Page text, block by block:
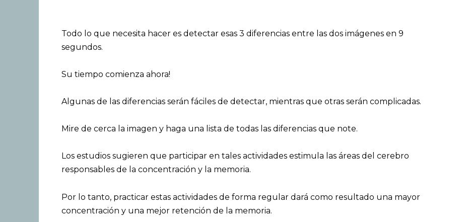
Todo lo que necesita hacer es detectar esas 3 diferencias entre las dos imágenes en 9
segundos.
Su tiempo comienza ahora!
Algunas de las diferencias serán fáciles de detectar, mientras que otras serán complicadas.
Mire de cerca la imagen y haga una lista de todas las diferencias que note.
Los estudios sugieren que participar en tales actividades estimula las áreas del cerebro
responsables de la concentración y la memoria.
Por lo tanto, practicar estas actividades de forma regular dará como resultado una mayor
concentración y una mejor retención de la memoria.